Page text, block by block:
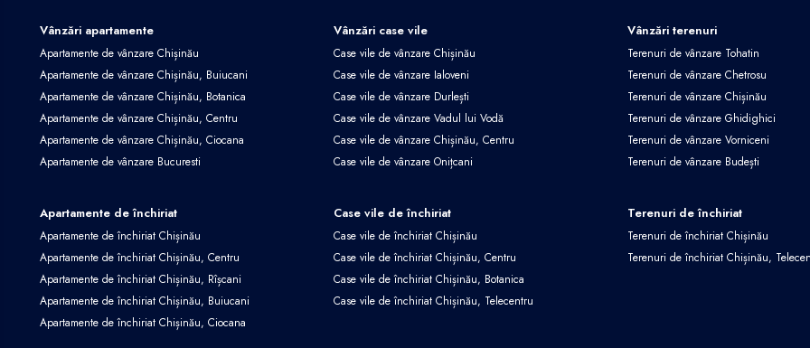
Vânzări apartamente
Apartamente de vânzare Chișinău
Apartamente de vânzare Chișinău, Buiucani
Apartamente de vânzare Chișinău, Botanica
Apartamente de vânzare Chișinău, Centru
Apartamente de vânzare Chișinău, Ciocana
Apartamente de vânzare Bucuresti
Vânzări case vile
Case vile de vânzare Chișinău
Case vile de vânzare Ialoveni
Case vile de vânzare Durlești
Case vile de vânzare Vadul lui Vodă
Case vile de vânzare Chișinău, Centru
Case vile de vânzare Onițcani
Vânzări terenuri
Terenuri de vânzare Tohatin
Terenuri de vânzare Chetrosu
Terenuri de vânzare Chișinău
Terenuri de vânzare Ghidighici
Terenuri de vânzare Vorniceni
Terenuri de vânzare Budești
Apartamente de închiriat
Apartamente de închiriat Chișinău
Apartamente de închiriat Chișinău, Centru
Apartamente de închiriat Chișinău, Rîșcani
Apartamente de închiriat Chișinău, Buiucani
Apartamente de închiriat Chișinău, Ciocana
Case vile de închiriat
Case vile de închiriat Chișinău
Case vile de închiriat Chișinău, Centru
Case vile de închiriat Chișinău, Botanica
Case vile de închiriat Chișinău, Telecentru
Terenuri de închiriat
Terenuri de închiriat Chișinău
Terenuri de închiriat Chișinău,